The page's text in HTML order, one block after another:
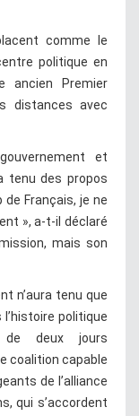
comme le
politique en
ancien Premier
distances avec
et
tenu des propos
Français, je ne
», a-t-il déclaré
mais son
n’aura tenu que
politique
de deux jours
coalition capable
de l’alliance
qui s’accordent